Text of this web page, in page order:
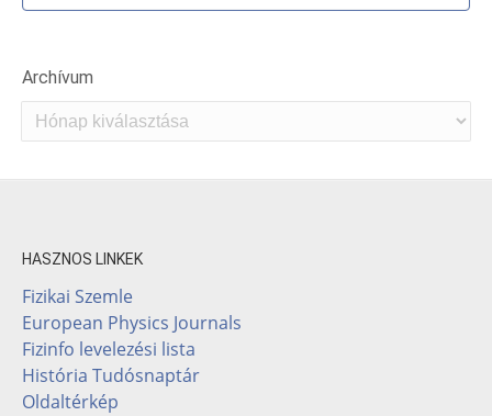
Archívum
Archívum
HASZNOS LINKEK
Fizikai Szemle
European Physics Journals
Fizinfo levelezési lista
História Tudósnaptár
Oldaltérkép